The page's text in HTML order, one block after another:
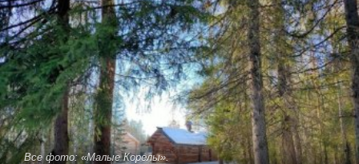
Все фото: «Малые Корелы».